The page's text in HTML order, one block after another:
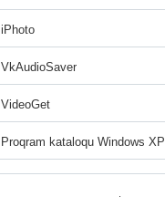
iPhoto
VkAudioSaver
VideoGet
Proqram kataloqu Windows XP